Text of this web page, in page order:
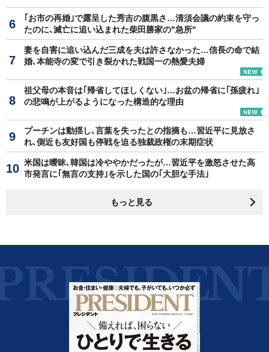
｢お市の再婚｣で露呈した秀吉の腹黒さ…清須会議の約束を守っ
たのに､滅亡に追い込まれた柴田勝家の"急所"
妻を自害に追い込んだ三成を夫は許さなかった…信長の命で結
婚､本能寺の変で引き裂かれた戦国一の熱愛夫婦
祖父母の本音は｢帰省してほしくない｣…お盆の帰省に｢孫疲れ｣
の悲鳴が上がるようになった構造的な理由
プーチンは動揺し､言葉を失ったとの指摘も…習近平に見放さ
れ､側近も友好国も停戦を迫る独裁政権の末期症状
米国は曖昧､韓国は冷ややかだったが…習近平を激怒させた高
市発言に｢無言の支持｣を示した国の｢大胆な手法｣
もっと見る